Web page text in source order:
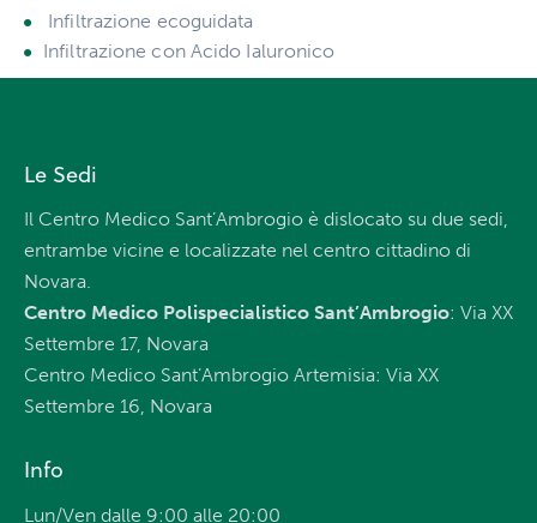
Infiltrazione ecoguidata
Infiltrazione con Acido Ialuronico
Le Sedi
Il Centro Medico Sant’Ambrogio è dislocato su due sedi,
entrambe vicine e localizzate nel centro cittadino di
Novara.
Centro Medico Polispecialistico Sant’Ambrogio: Via XX
Settembre 17, Novara
Centro Medico Sant’Ambrogio Artemisia: Via XX
Settembre 16, Novara
Info
Lun/Ven dalle 9:00 alle 20:00